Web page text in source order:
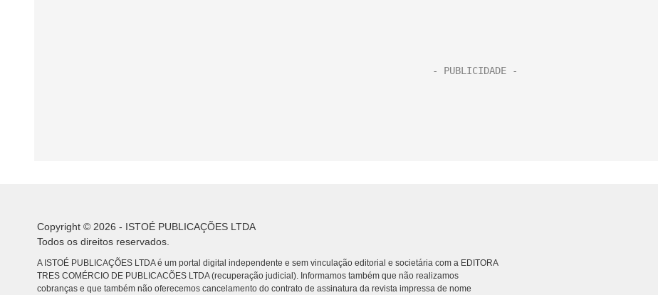
Copyright © 2026 - ISTOÉ PUBLICAÇÕES LTDA
Todos os direitos reservados.
A ISTOÉ PUBLICAÇÕES LTDA é um portal digital independente e sem vinculação editorial e societária com a EDITORA
TRES COMÉRCIO DE PUBLICACÕES LTDA (recuperação judicial). Informamos também que não realizamos
cobranças e que também não oferecemos cancelamento do contrato de assinatura da revista impressa de nome